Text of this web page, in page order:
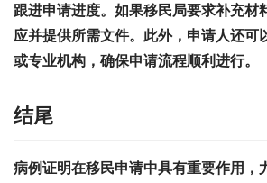
跟进申请进度。如果移民局要求补充材
应并提供所需文件。此外，申请人还可
或专业机构，确保申请流程顺利进行。
结尾
病例证明在移民申请中具有重要作用，